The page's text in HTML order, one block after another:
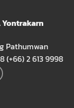
Yontrakarn
Pathumwan
(+66) 2 613 9998